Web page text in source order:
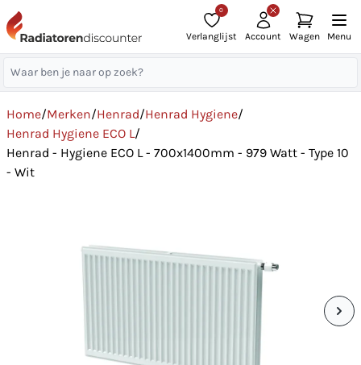
0
Verlanglijst Account Wagen Menu
Home/Merken/Henrad/Henrad Hygiene/
Henrad Hygiene ECO L/
Henrad - Hygiene ECO L - 700x1400mm - 979 Watt - Type 10
- Wit